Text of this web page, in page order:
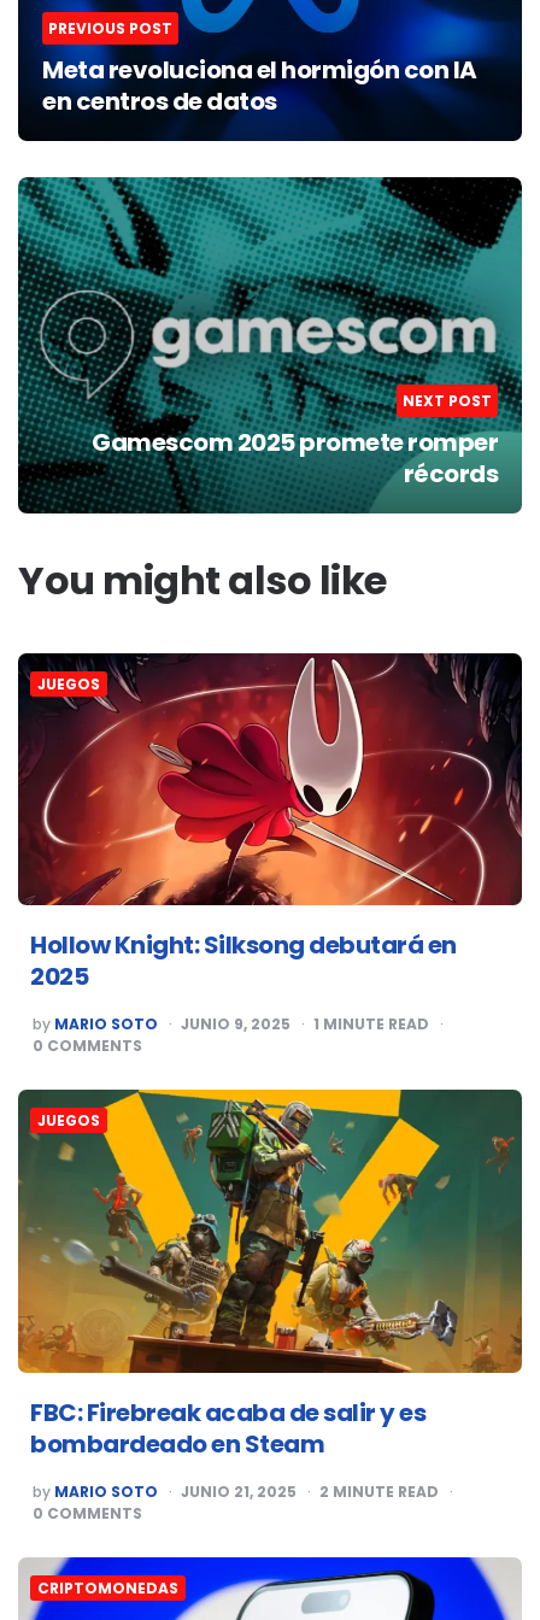
PREVIOUS POST
Meta revoluciona el hormigón con IA
en centros de datos
NEXT POST
Gamescom 2025 promete romper
récords
You might also like
JUEGOS
Hollow Knight: Silksong debutará en
2025
POSTED
BY
by MARIO SOTO JUNIO 9, 2025 1 MINUTE READ
0 COMMENTS
JUEGOS
FBC: Firebreak acaba de salir y es
bombardeado en Steam
POSTED
BY
by MARIO SOTO JUNIO 21, 2025 2 MINUTE READ
0 COMMENTS
CRIPTOMONEDAS